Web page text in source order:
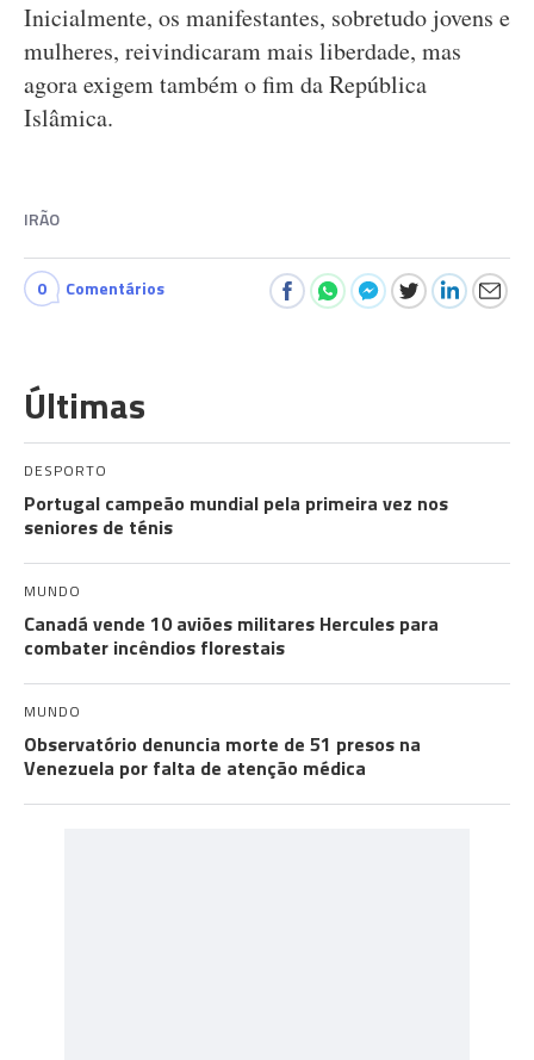
Inicialmente, os manifestantes, sobretudo jovens e
mulheres, reivindicaram mais liberdade, mas
agora exigem também o fim da República
Islâmica.
IRÃO
0 Comentários
Últimas
DESPORTO
Portugal campeão mundial pela primeira vez nos
seniores de ténis
MUNDO
Canadá vende 10 aviões militares Hercules para
combater incêndios florestais
MUNDO
Observatório denuncia morte de 51 presos na
Venezuela por falta de atenção médica